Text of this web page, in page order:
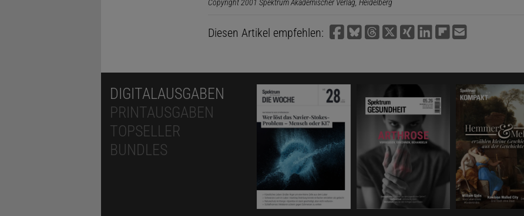
Copyright 2001 Spektrum Akademischer Verlag, Heidelberg
Diesen Artikel empfehlen:
DIGITALAUSGABEN
PRINTAUSGABEN
TOPSELLER
BUNDLES